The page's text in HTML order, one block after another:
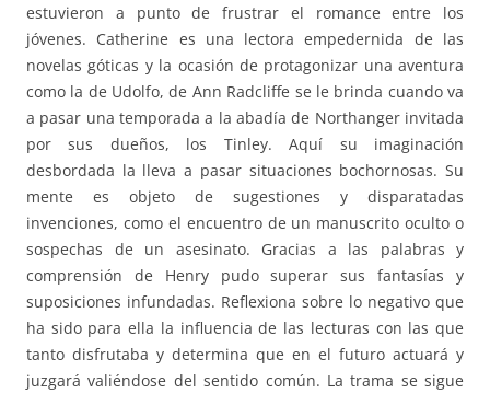
estuvieron a punto de frustrar el romance entre los
jóvenes. Catherine es una lectora empedernida de las
novelas góticas y la ocasión de protagonizar una aventura
como la de Udolfo, de Ann Radcliffe se le brinda cuando va
a pasar una temporada a la abadía de Northanger invitada
por sus dueños, los Tinley. Aquí su imaginación
desbordada la lleva a pasar situaciones bochornosas. Su
mente es objeto de sugestiones y disparatadas
invenciones, como el encuentro de un manuscrito oculto o
sospechas de un asesinato. Gracias a las palabras y
comprensión de Henry pudo superar sus fantasías y
suposiciones infundadas. Reflexiona sobre lo negativo que
ha sido para ella la influencia de las lecturas con las que
tanto disfrutaba y determina que en el futuro actuará y
juzgará valiéndose del sentido común. La trama se sigue